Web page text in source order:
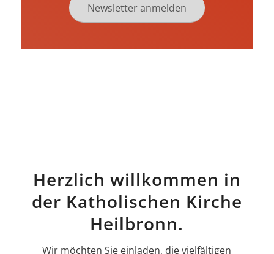
Newsletter anmelden
Herzlich willkommen in
der Katholischen Kirche
Heilbronn.
Wir möchten Sie einladen, die vielfältigen